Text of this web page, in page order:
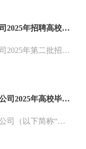
国网物资有限公司2025年招聘高校毕业生公告（第二批）
国网物资有限公司2025年第二批招聘高校毕业生工作即将启动，欢迎高校毕业生应聘。国网物资有限公司成立于2012年2月，注册资本金10亿元，位于北京市西城区。作为国家电网有限公司全资子公司，国网物资有限公司承担着保障国网供应链平台安全稳定、服务集中招标采购、保障重大工程建设、支撑物资质量管控的职责使命。
国网上海市电力公司2025年高校毕业生招聘公告（第二批）
国网上海市电力公司（以下简称“公司”）系国家电网有限公司（以下简称“国网公司”）全资子公司,从事上海电力输、配、售的特大型企业，统一调度上海电网，参与制定、实施上海电力、电网发展规划和农村电气化等工作，并对全市的安全用电、节约用电进行监督和指导。